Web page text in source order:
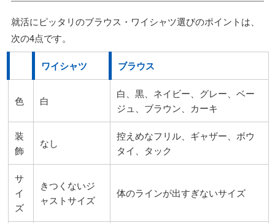
就活にピッタリのブラウス・ワイシャツ選びのポイントは、
次の4点です。
ワイシャツ ブラウス
色 白
白、黒、ネイビー、グレー、ベー
ジュ、ブラウン、カーキ
装
飾
なし
控えめなフリル、ギャザー、ボウ
タイ、タック
サ
イ
ズ
きつくないジ
ャストサイズ
体のラインが出すぎないサイズ